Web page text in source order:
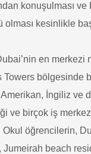
konuşulması
olması kesinlikle
en merkezi
bölgesinde
Amerikan, İngiliz ve
ve birçok iş
öğrencilerin,
Jumeirah beach